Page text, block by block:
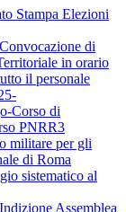
Stampa Elezioni
di
in orario
il personale
Corso di
PNRR3
militare per gli
di Roma
sistematico al
Assemblea